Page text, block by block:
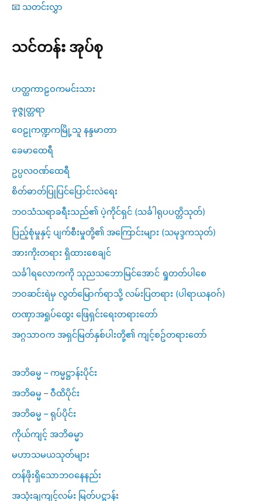
📧 သတင်းလွှာ
သင်တန်း အုပ်စု
ဟတ္ထကာဠဝကမင်းသား
ခုဇ္ဇုတ္တရာ
ဝေဠုကဏ္ဍကမြို့သူ နန္ဒမာတာ
ခေမာထေရီ
ဥပ္ပလဝဏ်ထေရီ
စိတ်ဓာတ်ပြုပြင်ပြောင်းလဲရေး
ဘဝသံသရာခရီးသည်၏ ပဲ့ကိုင်ရှင် (သင်္ခါရုပပတ္တိသုတ်)
ပြည့်စုံမှုနှင့် ပျက်စီးမှုတို့၏ အကြောင်းများ (သမုဒ္ဒကသုတ်)
အားကိုးတရား ရှိထားစေချင်
သင်္ခါရလောကကို သုညသဘောမြင်အောင် ရှုတတ်ပါစေ
ဘဝဆင်းရဲမှ လွတ်မြောက်ရာသို့ လမ်းပြတရား (ပါရာယနဝဂ်)
တဏှာအရှုပ်ထွေး ဖြေရှင်းရေးတရားတော်
အဂ္ဂသာဝက အရှင်မြတ်နှစ်ပါးတို့၏ ကျင့်စဥ်တရားတော်
အဘိဓမ္မ – ကမ္မဋ္ဌာန်းပိုင်း
အဘိဓမ္မ – ဝီထိပိုင်း
အဘိဓမ္မ – ရုပ်ပိုင်း
ကိုယ်ကျင့် အဘိဓမ္မာ
မဟာသမယသုတ်များ
တန်ဖိုးရှိသောဘဝနေနည်း
အသုံးချကျင့်လမ်း မြတ်ပဋ္ဌာန်း